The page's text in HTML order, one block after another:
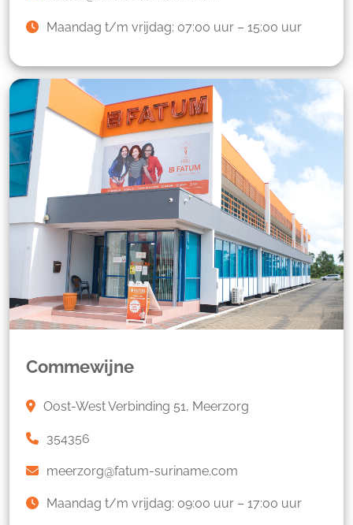
Maandag t/m vrijdag: 07:00 uur – 15:00 uur
Commewijne
Oost-West Verbinding 51, Meerzorg
354356
meerzorg@fatum-suriname.com
Maandag t/m vrijdag: 09:00 uur – 17:00 uur